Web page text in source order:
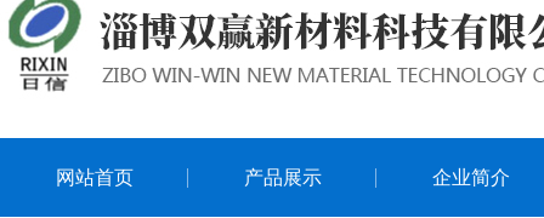
网站首页 产品展示 企业简介